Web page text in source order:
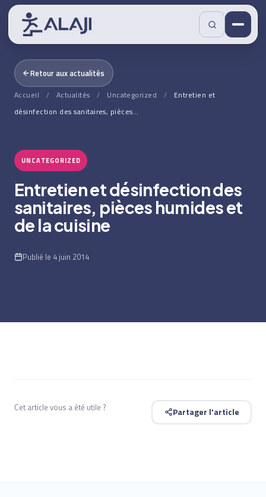
Retour aux actualités
Accueil / Actualités / Uncategorized /
Entretien et
désinfection des sanitaires, pièces…
UNCATEGORIZED
Entretien et désinfection des
sanitaires, pièces humides et
de la cuisine
Publié le 4 juin 2014
Cet article vous a été utile ? Partager l'article